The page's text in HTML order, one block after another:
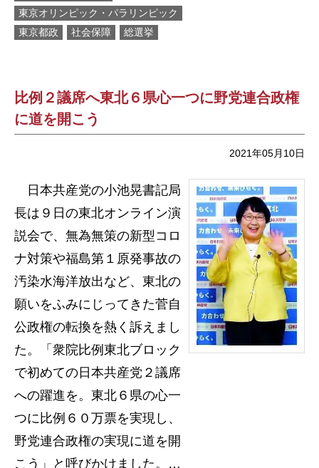
東京オリンピック・パラリンピック
東京都政
社会保障 総選挙
比例２議席へ東北６県心一つに野党連合政権
に道を開こう
2021年05月10日
日本共産党の小池晃書記局
長は９日の東北オンライン演
説会で、無為無策の新型コロ
ナ対策や福島第１原発事故の
汚染水海洋放出など、東北の
願いをふみにじってきた菅自
公政権の転換を熱く訴えまし
た。「衆院比例東北ブロック
で初めての日本共産党２議席
への躍進を。東北６県の心一
つに比例６０万票を実現し、
野党連合政権の実現に道を開
こう」と呼びかけました。…